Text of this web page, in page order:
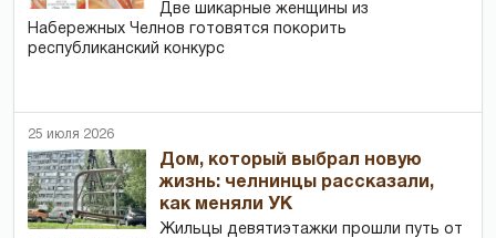
Две шикарные женщины из
Набережных Челнов готовятся покорить
республиканский конкурс
25 июля 2026
Дом, который выбрал новую
жизнь: челнинцы рассказали,
как меняли УК
Жильцы девятиэтажки прошли путь от